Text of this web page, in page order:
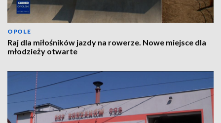
OPOLE
Raj dla miłośników jazdy na rowerze. Nowe miejsce dla
młodzieży otwarte